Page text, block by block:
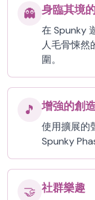
👻 身臨其境
在 Spunky
人毛骨悚然
圍。
🎵 增強的創
使用擴展的
Spunky
🤝 社群樂趣